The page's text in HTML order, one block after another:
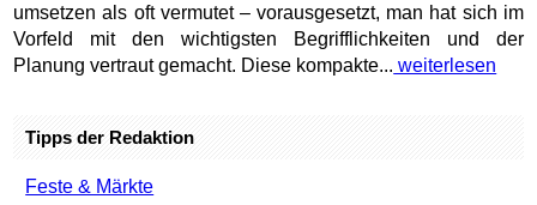
umsetzen als oft vermutet – vorausgesetzt, man hat sich im
Vorfeld mit den wichtigsten Begrifflichkeiten und der
Planung vertraut gemacht. Diese kompakte... weiterlesen
Tipps der Redaktion
Feste & Märkte